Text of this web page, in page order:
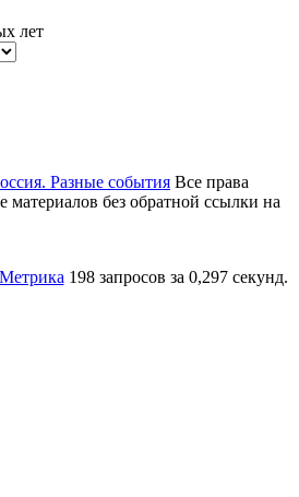
лет
Разные события Все права
без обратной ссылки на
198 запросов за 0,297 секунд.